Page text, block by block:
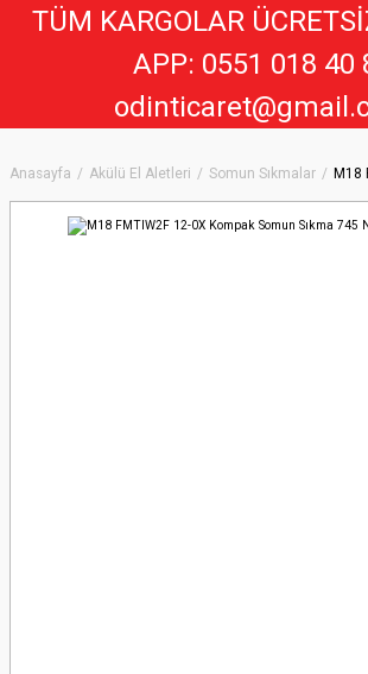
Anasayfa Akülü El Aletleri Somun Sıkmalar M18
TÜM KARGOLAR
APP: 0551 018 40